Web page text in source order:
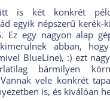
itt is két konkrét
egyik népszerű kerék-
Ez egy nagyon alap
abban,
BlueLine), :) ezt
bármilyen
vele konkrét
is, és kiválóan